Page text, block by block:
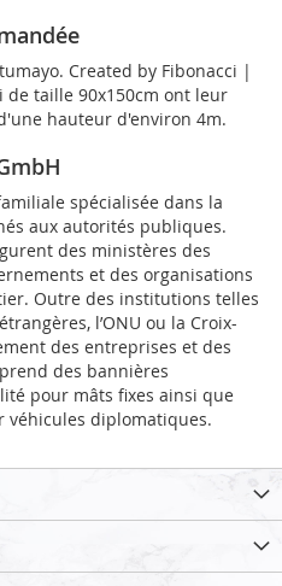
Created by Fibonacci |
de taille 90x150cm ont leur
hauteur d'environ 4m.
spécialisée dans la
aux autorités publiques.
des ministères des
et des organisations
Outre des institutions telles
l’ONU ou la Croix-
des entreprises et des
des bannières
pour mâts fixes ainsi que
véhicules diplomatiques.